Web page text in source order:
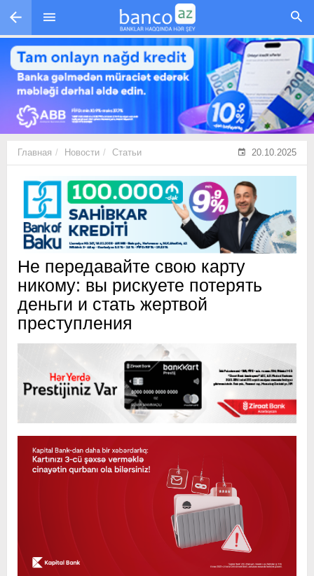
Перейти к основному содержанию
Главная Новости Статьи 20.10.2025
Не передавайте свою карту
никому: вы рискуете потерять
деньги и стать жертвой
преступления